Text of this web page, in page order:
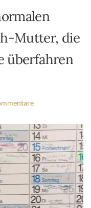
Mutter, die
überfahren